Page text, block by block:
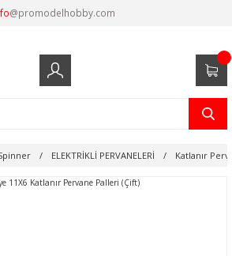
@promodelhobby.com
ELEKTRİKLİ PERVANELERİ Katlanır